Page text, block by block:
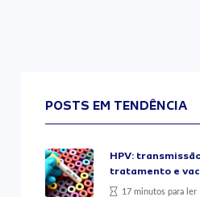
POSTS EM TENDÊNCIA
HPV:
tratamento e
17 minutos para ler